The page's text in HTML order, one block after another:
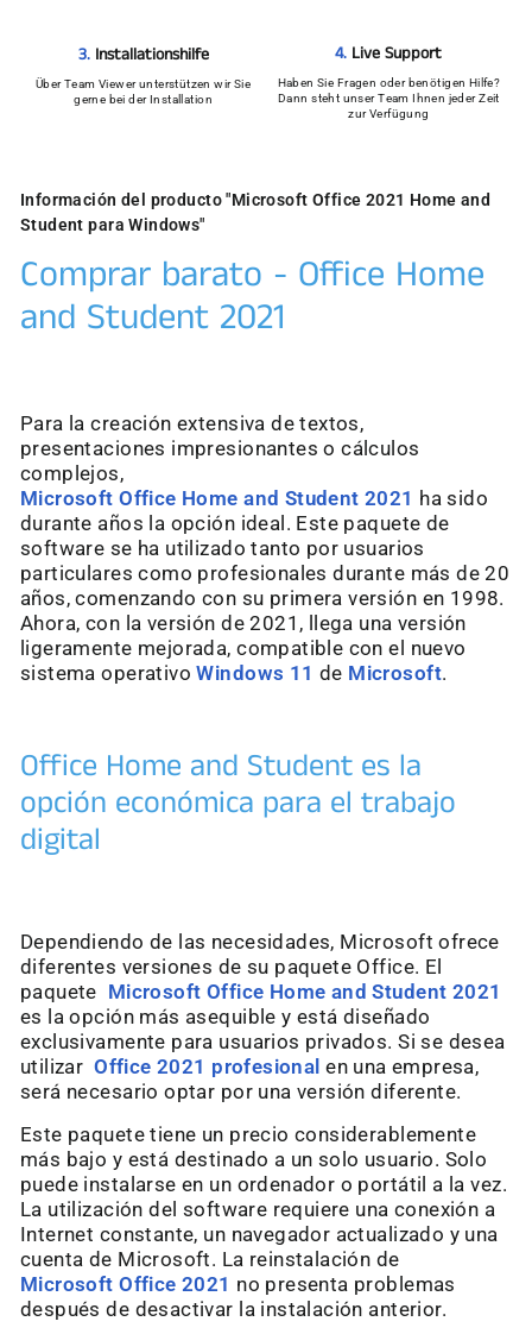
3. Installationshilfe
Über Team Viewer unterstützen wir Sie
gerne bei der Installation
4. Live Support
Haben Sie Fragen oder benötigen Hilfe?
Dann steht unser Team Ihnen jeder Zeit
zur Verfügung
Información del producto "Microsoft Office 2021 Home and
Student para Windows"
Comprar barato - Office Home
and Student 2021
Para la creación extensiva de textos,
presentaciones impresionantes o cálculos
complejos,
Microsoft Office Home and Student 2021 ha sido
durante años la opción ideal. Este paquete de
software se ha utilizado tanto por usuarios
particulares como profesionales durante más de 20
años, comenzando con su primera versión en 1998.
Ahora, con la versión de 2021, llega una versión
ligeramente mejorada, compatible con el nuevo
sistema operativoWindows 11 de Microsoft.
Office Home and Student es la
opción económica para el trabajo
digital
Dependiendo de las necesidades, Microsoft ofrece
diferentes versiones de su paquete Office. El
paquete
Microsoft Office Home and Student 2021
es la opción más asequible y está diseñado
exclusivamente para usuarios privados. Si se desea
utilizar Office 2021 profesional en una empresa,
será necesario optar por una versión diferente.
Este paquete tiene un precio considerablemente
más bajo y está destinado a un solo usuario. Solo
puede instalarse en un ordenador o portátil a la vez.
La utilización del software requiere una conexión a
Internet constante, un navegador actualizado y una
cuenta de Microsoft. La reinstalación de
Microsoft Office 2021 no presenta problemas
después de desactivar la instalación anterior.